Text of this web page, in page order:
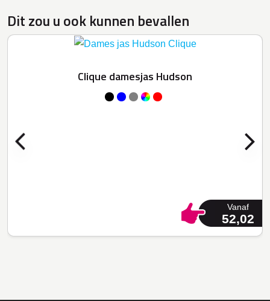
Dit zou u ook kunnen bevallen
Clique damesjas Hudson
Vanaf
52,02